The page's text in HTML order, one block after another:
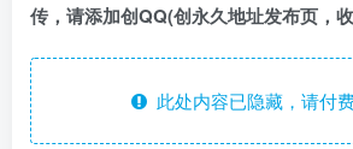
传，请添加创QQ(创永久地址发布页，
此处内容已隐藏，请付